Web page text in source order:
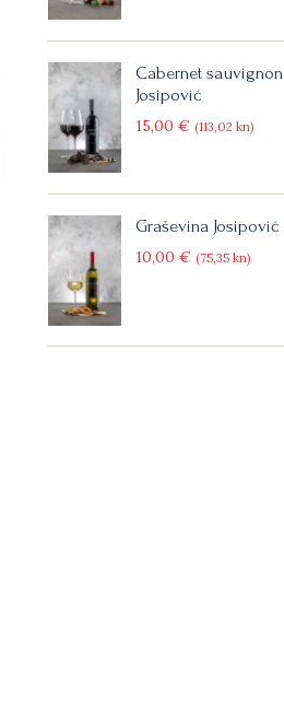
Cabernet sauvignon
Josipović
15 00 € (113 02 kn)
Graševina Josipović
10 00 € (75 35kn)